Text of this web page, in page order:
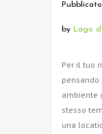
by Lago
Per il tuo
pensando
ambiente
stesso
una